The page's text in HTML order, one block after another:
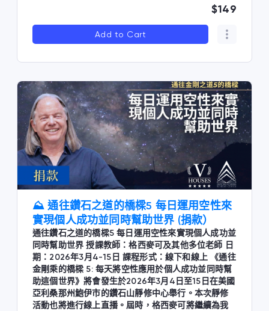
$149
Add to Cart
⛰️ 通往鑽石之道的橋樑5 每日運用空性來
實現個人成功並同時幫助世界 (捐款）
通往鑽石之道的橋樑5 每日運用空性來實現個人成功並
同時幫助世界 授課教師：格西麥可及其他多位老師 日
期：2026年3月4-15日 課程形式：線下和線上 《通往
金剛乘的橋樑 5: 每天將空性應用於個人成功並同時幫
助這個世界》將會發生於2026年3月4日至15日在美國
亞利桑那州鮑伊市的鑽石山靜修中心舉行。本次靜修
活動也將進行線上直播。屆時，格西麥可將繼續為我